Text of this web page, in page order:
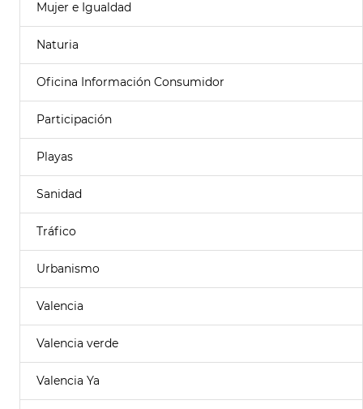
Mujer e Igualdad
Naturia
Oficina Información Consumidor
Participación
Playas
Sanidad
Tráfico
Urbanismo
Valencia
Valencia verde
Valencia Ya